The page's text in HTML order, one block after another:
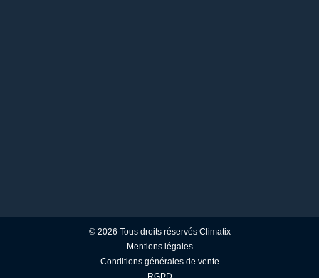
© 2026 Tous droits réservés Climatix
Mentions légales
Conditions générales de vente